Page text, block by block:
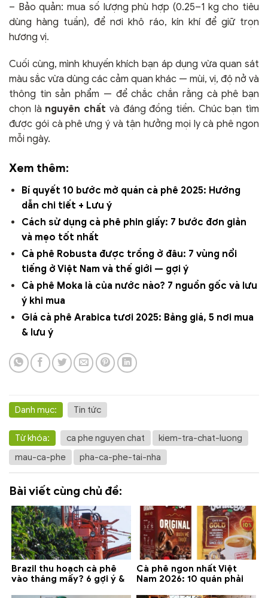
– Bảo quản: mua số lượng phù hợp (0.25–1 kg cho tiêu
dùng hàng tuần), để nơi khô ráo, kín khí để giữ trọn
hương vị.
Cuối cùng, mình khuyến khích bạn áp dụng vừa quan sát
màu sắc vừa dùng các cảm quan khác — mùi, vị, độ nở và
thông tin sản phẩm — để chắc chắn rằng cà phê bạn
chọn là nguyên chất và đáng đồng tiền. Chúc bạn tìm
được gói cà phê ưng ý và tận hưởng mọi ly cà phê ngon
mỗi ngày.
Xem thêm:
Bí quyết 10 bước mở quán cà phê 2025: Hướng
dẫn chi tiết + Lưu ý
Cách sử dụng cà phê phin giấy: 7 bước đơn giản
và mẹo tốt nhất
Cà phê Robusta được trồng ở đâu: 7 vùng nổi
tiếng ở Việt Nam và thế giới — gợi ý
Cà phê Moka là của nước nào? 7 nguồn gốc và lưu
ý khi mua
Giá cà phê Arabica tươi 2025: Bảng giá, 5 nơi mua
& lưu ý
Danh mục: Tin tức
Từ khóa: ca phe nguyen chat
kiem-tra-chat-luong
mau-ca-phe
pha-ca-phe-tai-nha
Bài viết cùng chủ đề:
Brazil thu hoạch cà phê
vào tháng mấy? 6 gợi ý &
Cà phê ngon nhất Việt
Nam 2026: 10 quán phải